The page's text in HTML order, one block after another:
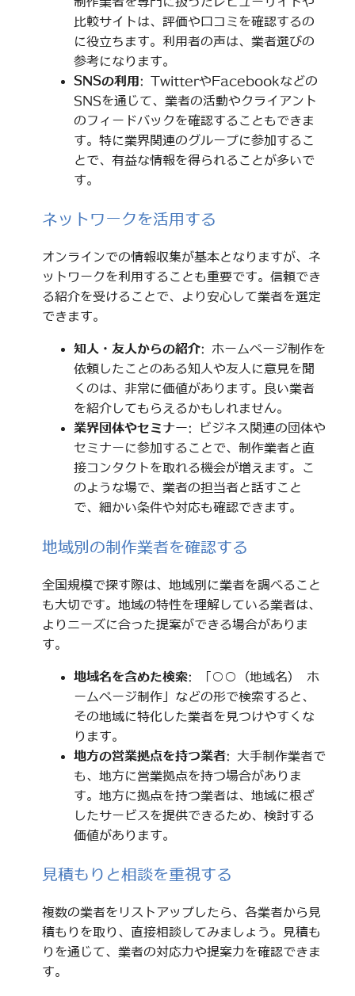
比較サイトは、評価や口コミを確認するの
に役立ちます。利用者の声は、業者選びの
参考になります。
SNSの利用 : TwitterやFacebookなどの
SNSを通じて、業者の活動やクライアント
のフィードバックを確認することもできま
す。特に業界関連のグループに参加するこ
とで、有益な情報を得られることが多いで
す。
ネットワークを活用する
オンラインでの情報収集が基本となりますが、ネ
ットワークを利用することも重要です。信頼でき
る紹介を受けることで、より安心して業者を選定
できます。
知人・友人からの紹介: ホームページ制作を
依頼したことのある知人や友人に意見を聞
くのは、非常に価値があります。良い業者
を紹介してもらえるかもしれません。
業界団体やセミナー: ビジネス関連の団体や
セミナーに参加することで、制作業者と直
接コンタクトを取れる機会が増えます。こ
のような場で、業者の担当者と話すこと
で、細かい条件や対応も確認できます。
地域別の制作業者を確認する
全国規模で探す際は、地域別に業者を調べること
も大切です。地域の特性を理解している業者は、
よりニーズに合った提案ができる場合がありま
す。
地域名を含めた検索: 「○○（地域名） ホ
ームページ制作」などの形で検索すると、
その地域に特化した業者を見つけやすくな
ります。
地方の営業拠点を持つ業者: 大手制作業者で
も、地方に営業拠点を持つ場合がありま
す。地方に拠点を持つ業者は、地域に根ざ
したサービスを提供できるため、検討する
価値があります。
見積もりと相談を重視する
複数の業者をリストアップしたら、各業者から見
積もりを取り、直接相談してみましょう。見積も
りを通じて、業者の対応力や提案力を確認できま
す。